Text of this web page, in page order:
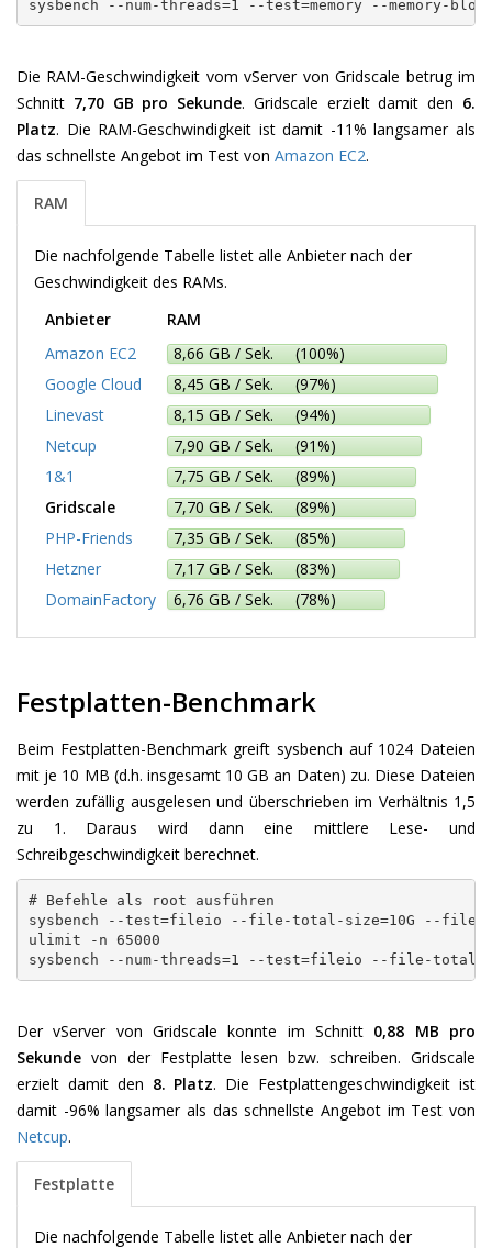
sysbench --num-threads=1 --test=memory --memory-
Die RAM-Geschwindigkeit vom vServer von Gridscale betrug im
Schnitt 7,70 GB pro Sekunde. Gridscale erzielt damit den 6.
Platz. Die RAM-Geschwindigkeit ist damit -11% langsamer als
das schnellste Angebot im Test von Amazon EC2.
RAM
Die nachfolgende Tabelle listet alle Anbieter nach der
Geschwindigkeit des RAMs.
Anbieter
RAM
Amazon EC2
8,66 GB / Sek. (100%)
Google Cloud
8,45 GB / Sek. (97%)
Linevast
8,15 GB / Sek. (94%)
Netcup
7,90 GB / Sek. (91%)
1&1
7,75 GB / Sek. (89%)
Gridscale
7,70 GB / Sek. (89%)
PHP-Friends
7,35 GB / Sek. (85%)
Hetzner
7,17 GB / Sek. (83%)
DomainFactory
6,76 GB / Sek. (78%)
Festplatten-Benchmark
Beim Festplatten-Benchmark greift sysbench auf 1024 Dateien
mit je 10 MB (d.h. insgesamt 10 GB an Daten) zu. Diese Dateien
werden zufällig ausgelesen und überschrieben im Verhältnis 1,5
zu 1. Daraus wird dann eine mittlere Lese- und
Schreibgeschwindigkeit berechnet.
# Befehle als root ausführen
sysbench --test=fileio --file-total-size=10G --file-
ulimit -n 65000
Der vServer von Gridscale konnte im Schnitt 0,88 MB pro
Sekunde von der Festplatte lesen bzw. schreiben. Gridscale
erzielt damit den 8. Platz. Die Festplattengeschwindigkeit ist
damit -96% langsamer als das schnellste Angebot im Test von
Netcup.
Festplatte
Die nachfolgende Tabelle listet alle Anbieter nach der